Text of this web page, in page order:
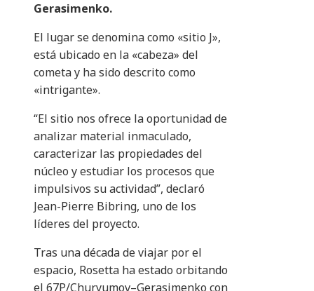
Gerasimenko.
El lugar se denomina como «sitio J»,
está ubicado en la «cabeza» del
cometa y ha sido descrito como
«intrigante».
“El sitio nos ofrece la oportunidad de
analizar material inmaculado,
caracterizar las propiedades del
núcleo y estudiar los procesos que
impulsivos su actividad”, declaró
Jean-Pierre Bibring, uno de los
líderes del proyecto.
Tras una década de viajar por el
espacio, Rosetta ha estado orbitando
el 67P/Churyumov–Gerasimenko con